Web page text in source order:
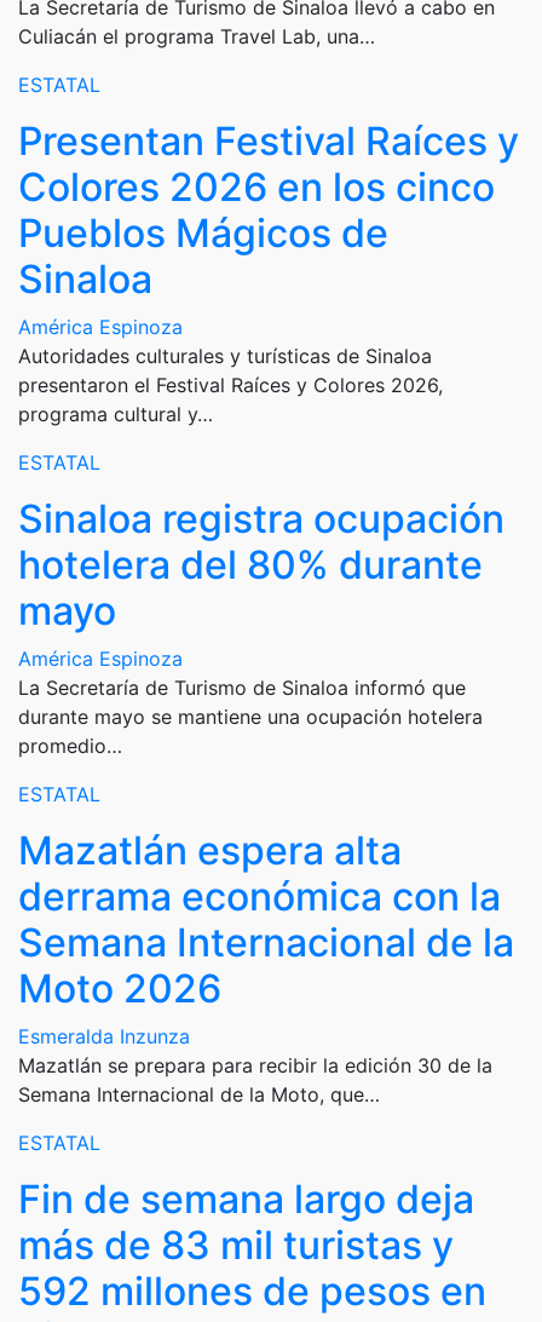
La Secretaría de Turismo de Sinaloa llevó a cabo en
Culiacán el programa Travel Lab, una…
ESTATAL
Presentan Festival Raíces y
Colores 2026 en los cinco
Pueblos Mágicos de
Sinaloa
América Espinoza
Autoridades culturales y turísticas de Sinaloa
presentaron el Festival Raíces y Colores 2026,
programa cultural y…
ESTATAL
Sinaloa registra ocupación
hotelera del 80% durante
mayo
América Espinoza
La Secretaría de Turismo de Sinaloa informó que
durante mayo se mantiene una ocupación hotelera
promedio…
ESTATAL
Mazatlán espera alta
derrama económica con la
Semana Internacional de la
Moto 2026
Esmeralda Inzunza
Mazatlán se prepara para recibir la edición 30 de la
Semana Internacional de la Moto, que…
ESTATAL
Fin de semana largo deja
más de 83 mil turistas y
592 millones de pesos en